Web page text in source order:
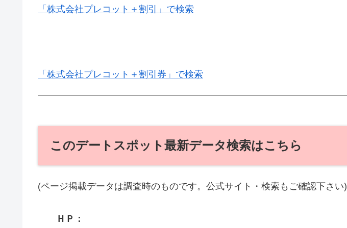
「株式会社プレコット＋割引」で検索
「株式会社プレコット＋割引券」で検索
このデートスポット最新データ検索はこちら
(ページ掲載データは調査時のものです。公式サイト・検索もご確認下さい)
ＨＰ：